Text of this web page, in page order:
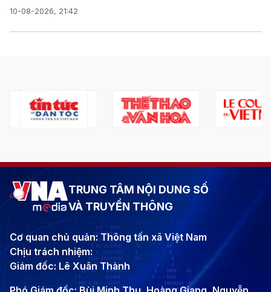
10-08-2026, 21:42
TRUNG TÂM NỘI DUNG SỐ
VÀ TRUYỀN THÔNG
Cơ quan chủ quản: Thông tấn xã Việt Nam
Chịu trách nhiệm:
Giám đốc: Lê Xuân Thành